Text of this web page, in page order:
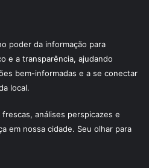
poder da informação para
e a transparência, ajudando
bem-informadas e a se conectar
local.
análises perspicazes e
em nossa cidade. Seu olhar para